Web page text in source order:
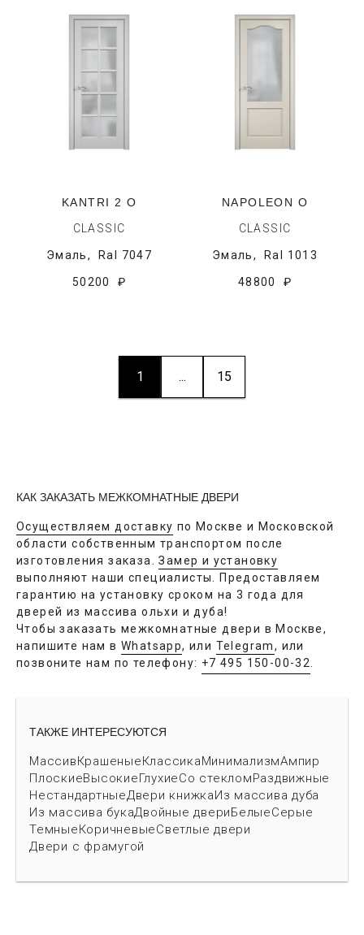
KANTRI 2 O
CLASSIC
Эмаль, Ral 7047
50200 ₽
NAPOLEON O
CLASSIC
Эмаль, Ral 1013
48800 ₽
1 ... 15
КАК ЗАКАЗАТЬ МЕЖКОМНАТНЫЕ ДВЕРИ
Осуществляем доставку по Москве и Московской
области собственным транспортом после
изготовления заказа.Замер и установку
выполняют наши специалисты. Предоставляем
гарантию на установку сроком на 3 года для
дверей из массива ольхи и дуба!
Чтобы заказать межкомнатные двери в Москве,
напишите нам в Whatsapp, или Telegram, или
позвоните нам по телефону: +7 495 150-00-32
ТАКЖЕ ИНТЕРЕСУЮТСЯ
МассивКрашеныеКлассикаМинимализмАмпир
ПлоскиеВысокиеГлухиеСо стекломРаздвижные
НестандартныеДвери книжкаИз массива дуба
Из массива букаДвойные двериБелыеСерые
ТемныеКоричневыеСветлые двери
Двери с фрамугой